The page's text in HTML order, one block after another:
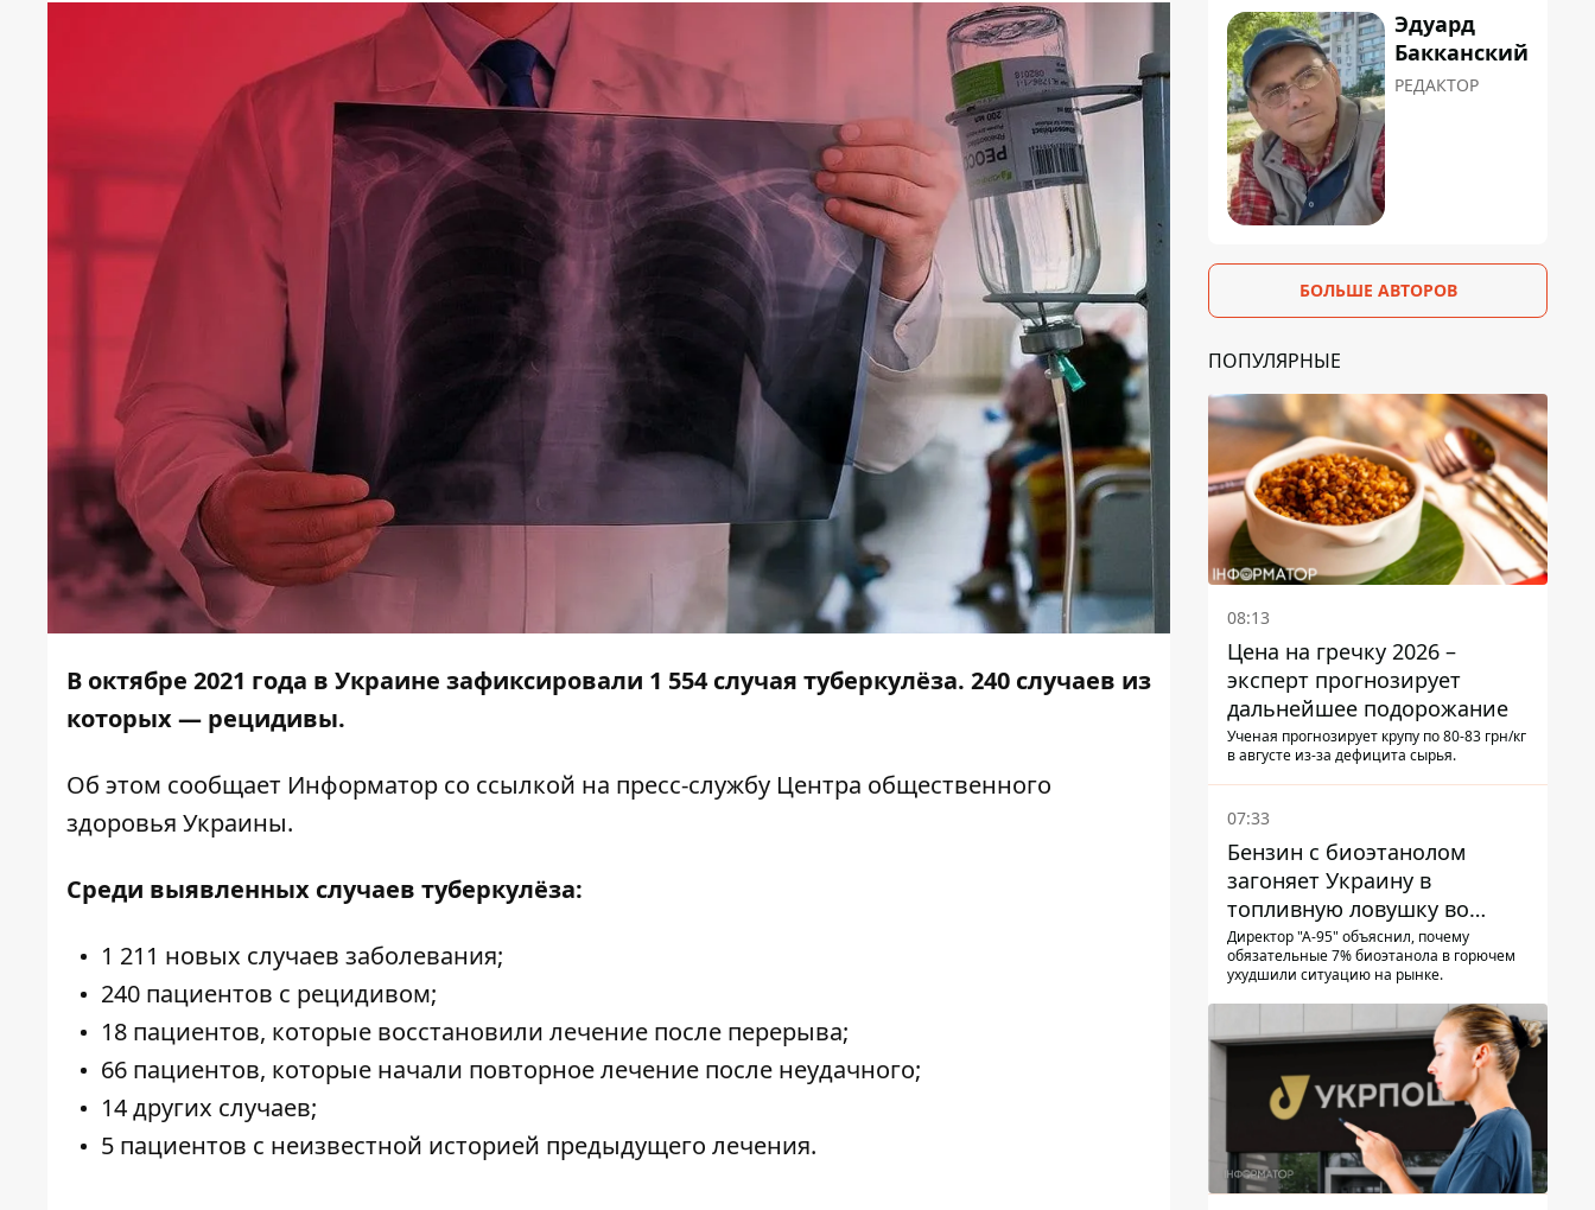
В октябре 2021 года в Украине зафиксировали 1 554 случая туберкулёза. 240 случаев из
которых — рецидивы.
Об этом сообщает Информатор со ссылкой на пресс-службу Центра общественного
здоровья Украины.
Среди выявленных случаев туберкулёза:
1 211 новых случаев заболевания;
240 пациентов с рецидивом;
18 пациентов, которые восстановили лечение после перерыва;
66 пациентов, которые начали повторное лечение после неудачного;
14 других случаев;
5 пациентов с неизвестной историей предыдущего лечения.
Эдуард
Бакканский
РЕДАКТОР
БОЛЬШЕ АВТОРОВ
ПОПУЛЯРНЫЕ
08:13
Цена на гречку 2026 –
эксперт прогнозирует
дальнейшее подорожание
Ученая прогнозирует крупу по 80-83 грн/кг
в августе из-за дефицита сырья.
07:33
Бензин с биоэтанолом
загоняет Украину в
топливную ловушку во
время войны - Сергей Куюн
Директор "А-95" объяснил, почему
обязательные 7% биоэтанола в горючем
ухудшили ситуацию на рынке.